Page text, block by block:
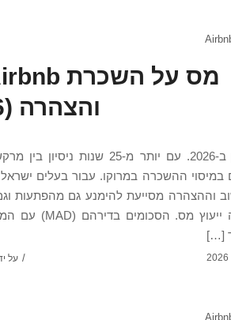
והצהרה (2026)
במיסוי ההשכרה במרוקו. עבור בעלים
וההצהרה מסייעת להימנע גם מהפתעות
[…]
/ על